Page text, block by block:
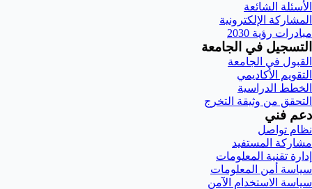
الأسئلة الشائعة
المشاركة الإلكترونية
مبادرات رؤية 2030
التسجيل في الجامعة
القبول في الجامعة
التقويم الأكاديمي
الخطط الدراسية
التحقق من وثيقة التخرج
دعم فني
نظام تواصل
مشاركة المستفيد
إدارة تقنية المعلومات
سياسة أمن المعلومات
سياسة الاستخدام الآمن